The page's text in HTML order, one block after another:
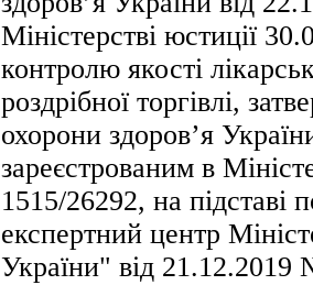
Міністерстві юстиції
контролю якості
роздрібної торгівлі,
охорони здоров’я
зареєстрованим в
1515/26292, на
експертний центр
України" від